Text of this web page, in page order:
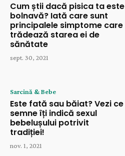
Cum știi dacă pisica ta este
bolnavă? Iată care sunt
principalele simptome care
trădează starea ei de
sănătate
sept. 30, 2021
Sarcină & Bebe
Este fată sau băiat? Vezi ce
semne îți indică sexul
bebelușului potrivit
tradiției!
nov. 1, 2021